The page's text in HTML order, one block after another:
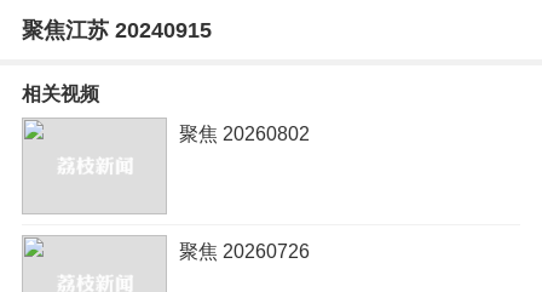
聚焦江苏 20240915
相关视频
聚焦 20260802
聚焦 20260726